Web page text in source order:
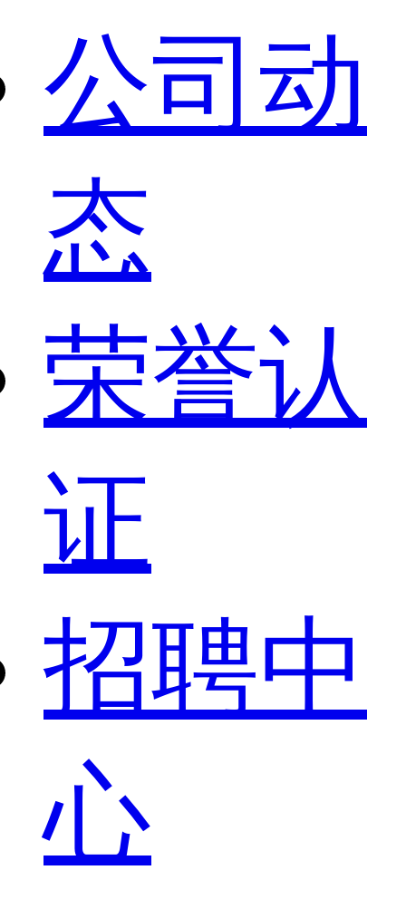
公司动
态
荣誉认
证
招聘中
心